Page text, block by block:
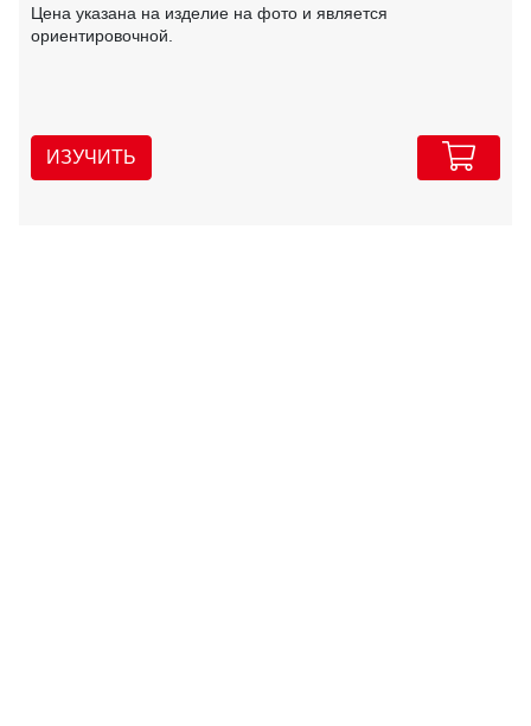
Цена указана на изделие на фото и является
ориентировочной.
ИЗУЧИТЬ